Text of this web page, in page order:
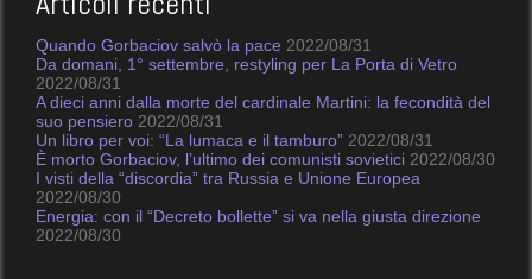
Quando Gorbaciov salvò la pace 2022/08/31
Da domani, 1° settembre, restyling per La Porta di Vetro
2022/08/31
A dieci anni dalla morte del cardinale Martini: la fecondità del
suo pensiero 2022/08/31
Un libro per voi: “La lumaca e il tamburo” 2022/08/31
È morto Gorbaciov, l’ultimo dei comunisti sovietici 2022/08/30
I visti della “discordia” tra Russia e Unione Europea
2022/08/30
Energia: con il “Decreto bollette” si va nella giusta direzione
2022/08/30